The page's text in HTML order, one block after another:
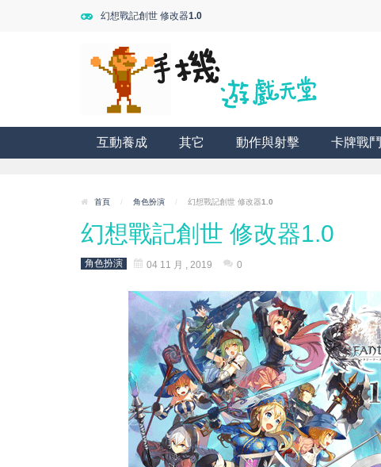
幻想戰記創世 修改器1.0
互動養成 其它 動作與射擊 卡牌戰鬥
首頁 / 角色扮演 / 幻想戰記創世 修改器1.0
幻想戰記創世 修改器1.0
角色扮演 04 11 月 , 2019 0